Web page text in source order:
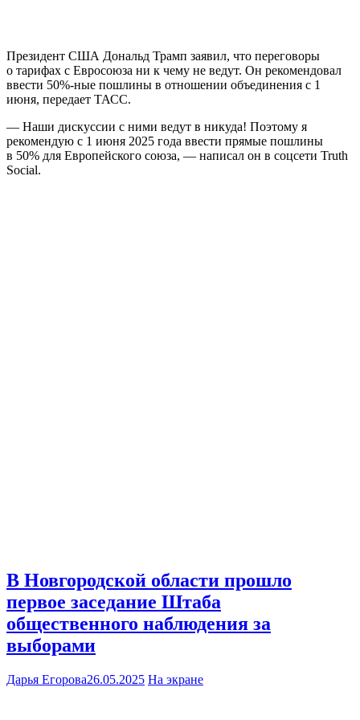
Президент США Дональд Трамп заявил, что переговоры
о тарифах с Евросоюза ни к чему не ведут. Он рекомендовал
ввести 50%-ные пошлины в отношении объединения с 1
июня, передает ТАСС.
— Наши дискуссии с ними ведут в никуда! Поэтому я
рекомендую с 1 июня 2025 года ввести прямые пошлины
в 50% для Европейского союза, — написал он в соцсети Truth
Social.
В Новгородской области прошло
первое заседание Штаба
общественного наблюдения за
выборами
Дарья Егорова26.05.2025 На экране